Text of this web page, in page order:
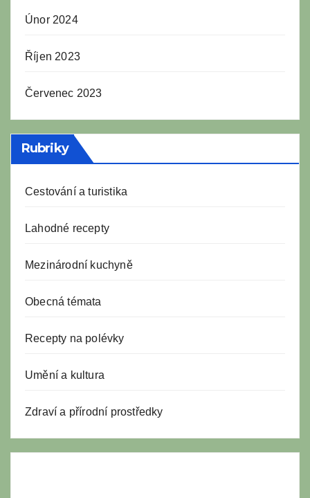
Únor 2024
Říjen 2023
Červenec 2023
Rubriky
Cestování a turistika
Lahodné recepty
Mezinárodní kuchyně
Obecná témata
Recepty na polévky
Umění a kultura
Zdraví a přírodní prostředky